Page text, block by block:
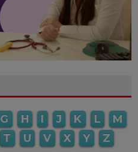
G H I J K L
M
T U V X Y Z